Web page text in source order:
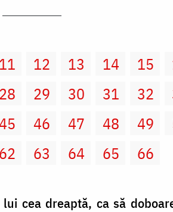
11 12 13 14 15
28 29 30 31 32
46 47 48 49
62 63 64 65 66
cea dreaptă, ca să